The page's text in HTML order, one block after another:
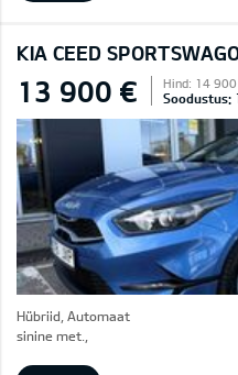
KIA CEED
13 900 € Hind: 14
Soodustus:
Hübriid, Automaat
sinine met.,